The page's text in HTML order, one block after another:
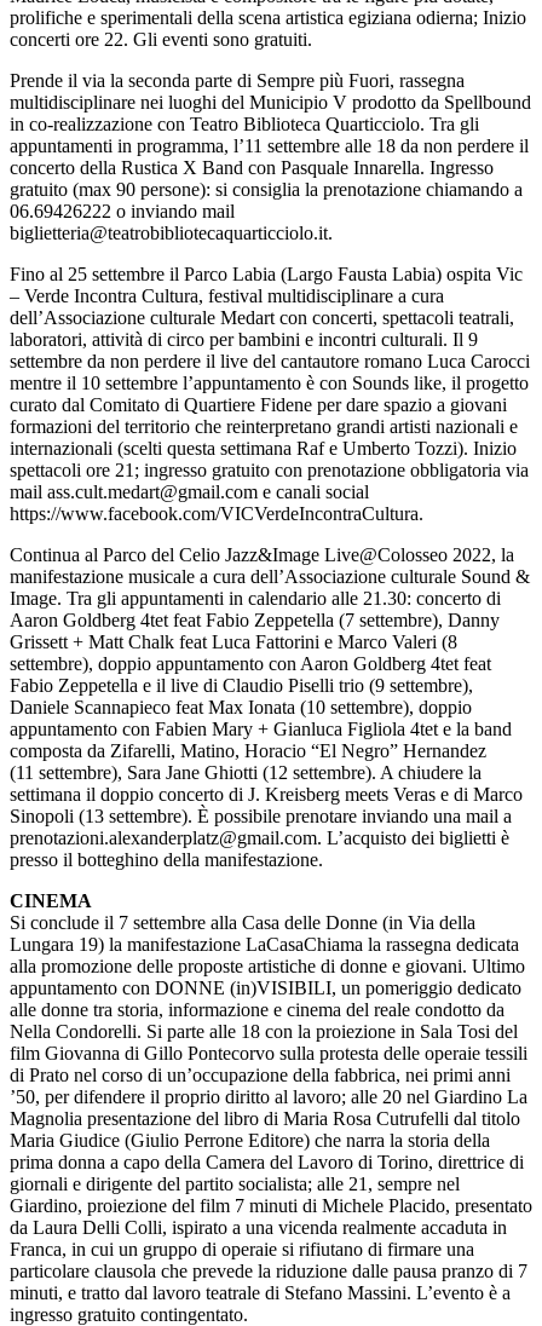
prolifiche e sperimentali della scena artistica egiziana odierna; Inizio
concerti ore 22. Gli eventi sono gratuiti.
Prende il via la seconda parte di Sempre più Fuori, rassegna
multidisciplinare nei luoghi del Municipio V prodotto da Spellbound
in co-realizzazione con Teatro Biblioteca Quarticciolo. Tra gli
appuntamenti in programma, l’11 settembre alle 18 da non perdere il
concerto della Rustica X Band con Pasquale Innarella. Ingresso
gratuito (max 90 persone): si consiglia la prenotazione chiamando a
06.69426222 o inviando mail
biglietteria@teatrobibliotecaquarticciolo.it.
Fino al 25 settembre il Parco Labia (Largo Fausta Labia) ospita Vic
– Verde Incontra Cultura, festival multidisciplinare a cura
dell’Associazione culturale Medart con concerti, spettacoli teatrali,
laboratori, attività di circo per bambini e incontri culturali. Il 9
settembre da non perdere il live del cantautore romano Luca Carocci
mentre il 10 settembre l’appuntamento è con Sounds like, il progetto
curato dal Comitato di Quartiere Fidene per dare spazio a giovani
formazioni del territorio che reinterpretano grandi artisti nazionali e
internazionali (scelti questa settimana Raf e Umberto Tozzi). Inizio
spettacoli ore 21; ingresso gratuito con prenotazione obbligatoria via
mail ass.cult.medart@gmail.com e canali social
https://www.facebook.com/VICVerdeIncontraCultura.
Continua al Parco del Celio Jazz&Image Live@Colosseo 2022, la
manifestazione musicale a cura dell’Associazione culturale Sound &
Image. Tra gli appuntamenti in calendario alle 21.30: concerto di
Aaron Goldberg 4tet feat Fabio Zeppetella (7 settembre), Danny
Grissett + Matt Chalk feat Luca Fattorini e Marco Valeri (8
settembre), doppio appuntamento con Aaron Goldberg 4tet feat
Fabio Zeppetella e il live di Claudio Piselli trio (9 settembre),
Daniele Scannapieco feat Max Ionata (10 settembre), doppio
appuntamento con Fabien Mary + Gianluca Figliola 4tet e la band
composta da Zifarelli, Matino, Horacio “El Negro” Hernandez
(11 settembre), Sara Jane Ghiotti (12 settembre). A chiudere la
settimana il doppio concerto di J. Kreisberg meets Veras e di Marco
Sinopoli (13 settembre). È possibile prenotare inviando una mail a
prenotazioni.alexanderplatz@gmail.com. L’acquisto dei biglietti è
presso il botteghino della manifestazione.
CINEMA
Si conclude il 7 settembre alla Casa delle Donne (in Via della
Lungara 19) la manifestazione LaCasaChiama la rassegna dedicata
alla promozione delle proposte artistiche di donne e giovani. Ultimo
appuntamento con DONNE (in)VISIBILI, un pomeriggio dedicato
alle donne tra storia, informazione e cinema del reale condotto da
Nella Condorelli. Si parte alle 18 con la proiezione in Sala Tosi del
film Giovanna di Gillo Pontecorvo sulla protesta delle operaie tessili
di Prato nel corso di un’occupazione della fabbrica, nei primi anni
’50, per difendere il proprio diritto al lavoro; alle 20 nel Giardino La
Magnolia presentazione del libro di Maria Rosa Cutrufelli dal titolo
Maria Giudice (Giulio Perrone Editore) che narra la storia della
prima donna a capo della Camera del Lavoro di Torino, direttrice di
giornali e dirigente del partito socialista; alle 21, sempre nel
Giardino, proiezione del film 7 minuti di Michele Placido, presentato
da Laura Delli Colli, ispirato a una vicenda realmente accaduta in
Franca, in cui un gruppo di operaie si rifiutano di firmare una
particolare clausola che prevede la riduzione dalle pausa pranzo di 7
minuti, e tratto dal lavoro teatrale di Stefano Massini. L’evento è a
ingresso gratuito contingentato.